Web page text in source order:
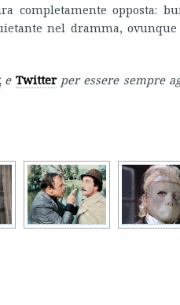
completamente opposta:
nel dramma,
e Twitterper essere sempre